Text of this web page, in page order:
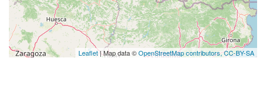
Leaflet| Map data ©OpenStreetMap contributors,CC-BY-SA